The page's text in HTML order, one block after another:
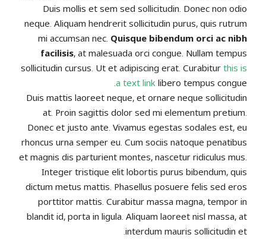
Duis mollis et sem sed sollicitudin. Donec non odio
neque. Aliquam hendrerit sollicitudin purus, quis rutrum
mi accumsan nec. Quisque bibendum orci ac nibh
facilisis, at malesuada orci congue. Nullam tempus
sollicitudin cursus. Ut et adipiscing erat. Curabitur this is
a text link libero tempus congue.
Duis mattis laoreet neque, et ornare neque sollicitudin
at. Proin sagittis dolor sed mi elementum pretium.
Donec et justo ante. Vivamus egestas sodales est, eu
rhoncus urna semper eu. Cum sociis natoque penatibus
et magnis dis parturient montes, nascetur ridiculus mus.
Integer tristique elit lobortis purus bibendum, quis
dictum metus mattis. Phasellus posuere felis sed eros
porttitor mattis. Curabitur massa magna, tempor in
blandit id, porta in ligula. Aliquam laoreet nisl massa, at
interdum mauris sollicitudin et.